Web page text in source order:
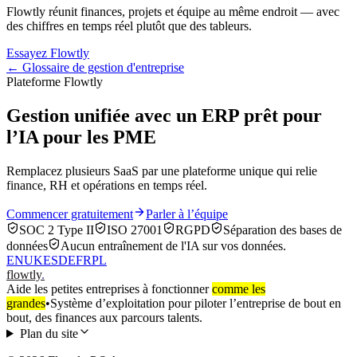
Flowtly réunit finances, projets et équipe au même endroit — avec
des chiffres en temps réel plutôt que des tableurs.
Essayez Flowtly
← Glossaire de gestion d'entreprise
Plateforme Flowtly
Gestion unifiée avec un ERP prêt pour
l’IA pour les PME
Remplacez plusieurs SaaS par une plateforme unique qui relie
finance, RH et opérations en temps réel.
Commencer gratuitement
Parler à l’équipe
SOC 2 Type II
ISO 27001 RGPD
Séparation des bases de
données
Aucun entraînement de l'IA sur vos données.
ENUKESDEFRPL
flowtly.
Aide les petites entreprises à fonctionnercomme les
grandes•Système d’exploitation pour piloter l’entreprise de bout en
bout, des finances aux parcours talents.
Plan du site